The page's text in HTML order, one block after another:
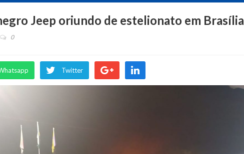
Jeep oriundo de estelionato em Brasília
0
Twitter